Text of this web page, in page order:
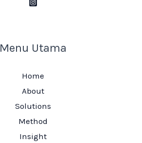
Menu Utama
Home
About
Solutions
Method
Insight